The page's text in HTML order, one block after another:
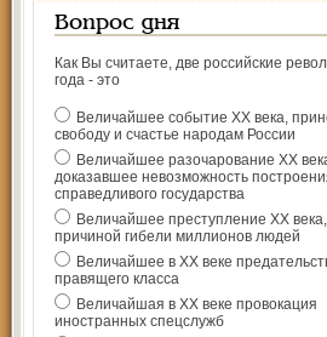
Вопрос дня
Как Вы считаете, две российские
года - это
Величайшее событие ХХ века,
свободу и счастье народам России
Величайшее разочарование ХХ
доказавшее невозможность
справедливого государства
Величайшее преступление ХХ
причиной гибели миллионов людей
Величайшее в ХХ веке
правящего класса
Величайшая в ХХ веке провокация
иностранных спецслужб